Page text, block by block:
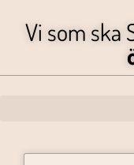
Vi som ska